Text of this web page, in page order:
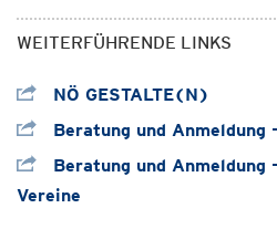
WEITERFÜHRENDE LINKS
NÖ GESTALTE(N)
Beratung und
Beratung und Anmeldung
Vereine